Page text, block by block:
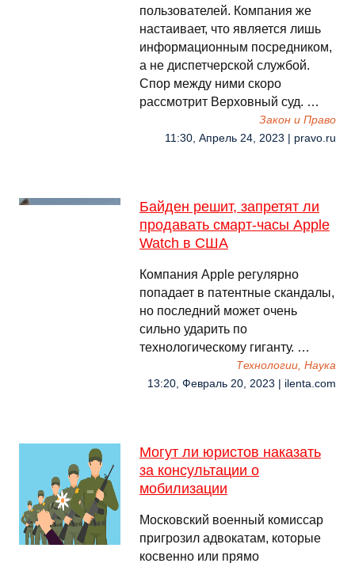
пользователей. Компания же
настаивает, что является лишь
информационным посредником,
а не диспетчерской службой.
Спор между ними скоро
рассмотрит Верховный суд. …
Закон и Право
11:30, Апрель 24, 2023 | pravo.ru
Байден решит, запретят ли
продавать смарт-часы Apple
Watch в США
Компания Apple регулярно
попадает в патентные скандалы,
но последний может очень
сильно ударить по
технологическому гиганту. …
Технологии, Наука
13:20, Февраль 20, 2023 | ilenta.com
Могут ли юристов наказать
за консультации о
мобилизации
Московский военный комиссар
пригрозил адвокатам, которые
косвенно или прямо